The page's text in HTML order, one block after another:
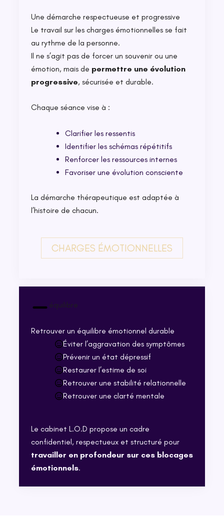
Une démarche respectueuse et progressive
Le travail sur les charges émotionnelles se fait
au rythme de la personne.
Il ne s’agit pas de forcer un souvenir ou une
émotion, mais de permettre une évolution
progressive, sécurisée et durable.
Chaque séance vise à :
Clarifier les ressentis
Identifier les schémas répétitifs
Renforcer les ressources internes
Favoriser une évolution consciente
La démarche thérapeutique est adaptée à
l’histoire de chacun.
CHARGES ÉMOTIONNELLES
équilibre
Retrouver un équilibre émotionnel durable
Éviter l’aggravation des symptômes
Prévenir un état dépressif
Restaurer l’estime de soi
Retrouver une stabilité relationnelle
Retrouver une clarté mentale
Le cabinet L.O.D propose un cadre
confidentiel, respectueux et structuré pour
travailler en profondeur sur ces blocages
émotionnels.